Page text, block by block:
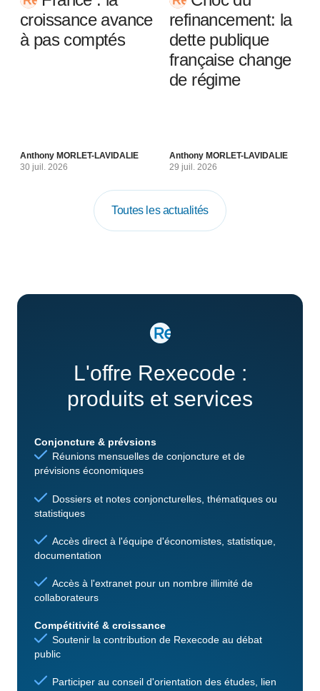
croissance avance
à pas comptés
Anthony MORLET-LAVIDALIE
30 juil. 2026
refinancement: la
dette publique
française change
de régime
Anthony MORLET-LAVIDALIE
29 juil. 2026
Toutes les actualités
L'offre Rexecode :
produits et services
Conjoncture & prévsions
Réunions mensuelles de conjoncture et de
prévisions économiques
Dossiers et notes conjoncturelles, thématiques ou
statistiques
Accès direct à l'équipe d'économistes, statistique,
documentation
Accès à l'extranet pour un nombre illimité de
collaborateurs
Compétitivité & croissance
Soutenir la contribution de Rexecode au débat
public
Participer au conseil d'orientation des études, lien